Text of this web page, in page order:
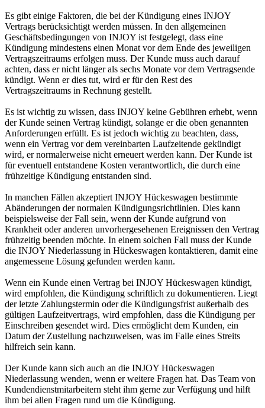
Es gibt einige Faktoren, die bei der Kündigung eines INJOY
Vertrags berücksichtigt werden müssen. In den allgemeinen
Geschäftsbedingungen von INJOY ist festgelegt, dass eine
Kündigung mindestens einen Monat vor dem Ende des jeweiligen
Vertragszeitraums erfolgen muss. Der Kunde muss auch darauf
achten, dass er nicht länger als sechs Monate vor dem Vertragsende
kündigt. Wenn er dies tut, wird er für den Rest des
Vertragszeitraums in Rechnung gestellt.
Es ist wichtig zu wissen, dass INJOY keine Gebühren erhebt, wenn
der Kunde seinen Vertrag kündigt, solange er die oben genannten
Anforderungen erfüllt. Es ist jedoch wichtig zu beachten, dass,
wenn ein Vertrag vor dem vereinbarten Laufzeitende gekündigt
wird, er normalerweise nicht erneuert werden kann. Der Kunde ist
für eventuell entstandene Kosten verantwortlich, die durch eine
frühzeitige Kündigung entstanden sind.
In manchen Fällen akzeptiert INJOY Hückeswagen bestimmte
Abänderungen der normalen Kündigungsrichtlinien. Dies kann
beispielsweise der Fall sein, wenn der Kunde aufgrund von
Krankheit oder anderen unvorhergesehenen Ereignissen den Vertrag
frühzeitig beenden möchte. In einem solchen Fall muss der Kunde
die INJOY Niederlassung in Hückeswagen kontaktieren, damit eine
angemessene Lösung gefunden werden kann.
Wenn ein Kunde einen Vertrag bei INJOY Hückeswagen kündigt,
wird empfohlen, die Kündigung schriftlich zu dokumentieren. Liegt
der letzte Zahlungstermin oder die Kündigungsfrist außerhalb des
gültigen Laufzeitvertrags, wird empfohlen, dass die Kündigung per
Einschreiben gesendet wird. Dies ermöglicht dem Kunden, ein
Datum der Zustellung nachzuweisen, was im Falle eines Streits
hilfreich sein kann.
Der Kunde kann sich auch an die INJOY Hückeswagen
Niederlassung wenden, wenn er weitere Fragen hat. Das Team von
Kundendienstmitarbeitern steht ihm gerne zur Verfügung und hilft
ihm bei allen Fragen rund um die Kündigung.